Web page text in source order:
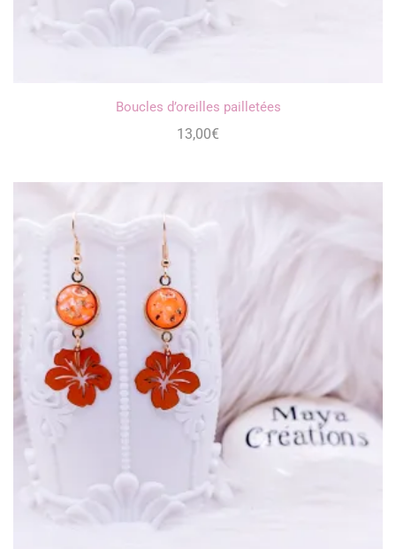
Boucles d’oreilles pailletées
13,00€